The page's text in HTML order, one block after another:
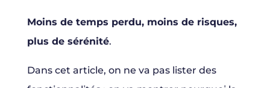
Moins de temps perdu, moins de risques,
plus de sérénité.
Dans cet article, on ne va pas lister des